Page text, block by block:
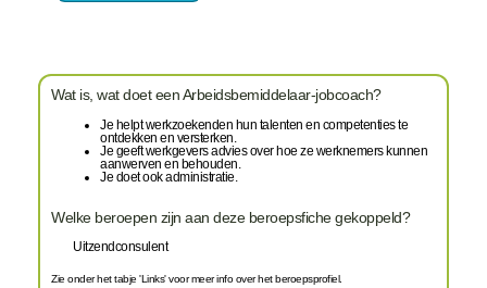
Wat is, wat doet een Arbeidsbemiddelaar-jobcoach?
Je helpt werkzoekenden hun talenten en competenties te
ontdekken en versterken.
Je geeft werkgevers advies over hoe ze werknemers kunnen
aanwerven en behouden.
Je doet ook administratie.
Welke beroepen zijn aan deze beroepsfiche gekoppeld?
Uitzendconsulent
Zie onder het tabje 'Links' voor meer info over het beroepsprofiel.